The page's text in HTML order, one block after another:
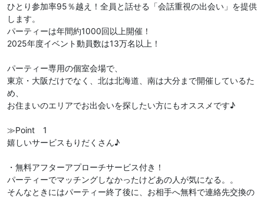
ひとり参加率95％越え！全員と話せる「会話重視の出会い」を提供
します。
パーティーは年間約1000回以上開催！
2025年度イベント動員数は13万名以上！
パーティー専用の個室会場で、
東京・大阪だけでなく、北は北海道、南は大分まで開催しているた
め、
お住まいのエリアでお出会いを探したい方にもオススメです♪
≫Point 1
嬉しいサービスもりだくさん♪
・無料アフターアプローチサービス付き！
パーティーでマッチングしなかったけどあの人が気になる。。
そんなときにはパーティー終了後に、お相手へ無料で連絡先交換の